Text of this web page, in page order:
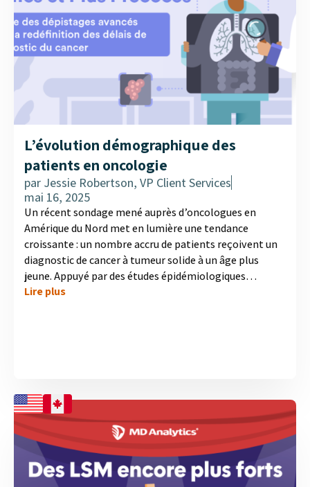
L’évolution démographique des
patients en oncologie
par Jessie Robertson, VP Client Services
mai 16, 2025
Un récent sondage mené auprès d’oncologues en
Amérique du Nord met en lumière une tendance
croissante : un nombre accru de patients reçoivent un
diagnostic de cancer à tumeur solide à un âge plus
jeune. Appuyé par des études épidémiologiques
récentes, ce changement est particulièrement marqué
l’infographie pour en savoir plus sur les implications
pour...
Lire plus